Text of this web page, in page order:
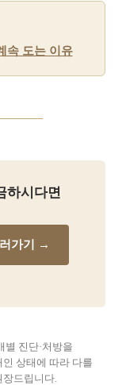
속 도는 이유
하시다면
가기 →
별 진단·처방을
상태에 따라 다를
장드립니다.